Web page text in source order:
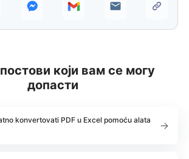
који вам се могу
допасти
konvertovati PDF u Excel pomoću alata